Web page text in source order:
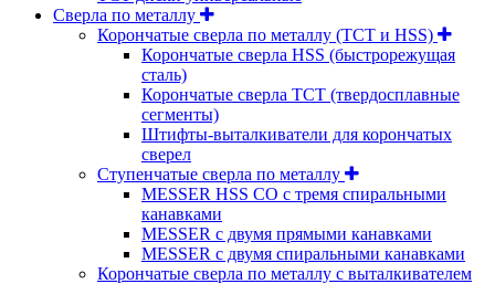
Сверла по металлу
Корончатые сверла по металлу (TCT и HSS)
Корончатые сверла HSS (быстрорежущая
сталь)
Корончатые сверла TCT (твердосплавные
сегменты)
Штифты-выталкиватели для корончатых
сверел
Ступенчатые сверла по металлу
MESSER HSS CО с тремя спиральными
канавками
MESSER с двумя прямыми канавками
MESSER с двумя спиральными канавками
Корончатые сверла по металлу c выталкивателем